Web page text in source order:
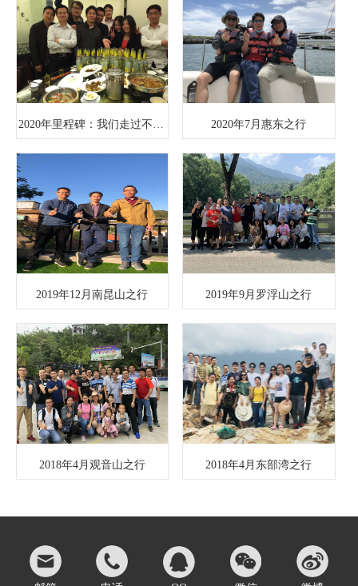
2020年7月惠东之行
2019年12月南昆山之行 2019年9月罗浮山之行
2018年4月观音山之行 2018年4月东部湾之行